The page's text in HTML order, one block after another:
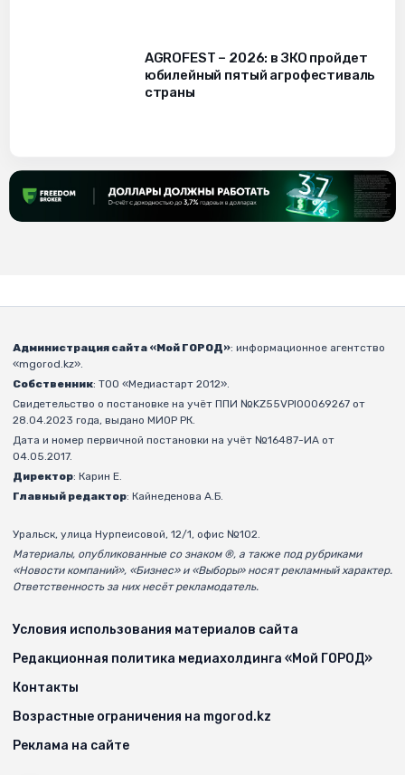
AGROFEST – 2026: в ЗКО пройдет
юбилейный пятый агрофестиваль
страны
Администрация сайта «Мой ГОРОД»: информационное агентство
«mgorod.kz».
Собственник: ТОО «Медиастарт 2012».
Свидетельство о постановке на учёт ППИ №KZ55VPI00069267 от
28.04.2023 года, выдано МИОР РК.
Дата и номер первичной постановки на учёт №16487-ИА от
04.05.2017.
Директор: Карин Е.
Главный редактор: Кайнеденова А.Б.
Уральск, улица Нурпеисовой, 12/1, офис №102.
Материалы, опубликованные со знаком ®, а также под рубриками
«Новости компаний», «Бизнес» и «Выборы» носят рекламный характер.
Ответственность за них несёт рекламодатель.
Условия использования материалов сайта
Редакционная политика медиахолдинга «Мой ГОРОД»
Контакты
Возрастные ограничения на mgorod.kz
Реклама на сайте